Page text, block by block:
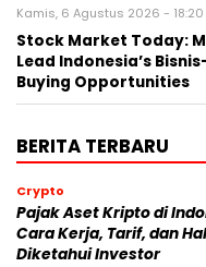
Kamis, 6 Agustus 2026 - 18:20
Stock Market Today:
Lead Indonesia’s
Buying Opportunities
BERITA TERBARU
Crypto
Pajak Aset Kripto di
Cara Kerja, Tarif, dan
Diketahui Investor